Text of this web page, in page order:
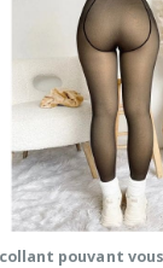
pouvant